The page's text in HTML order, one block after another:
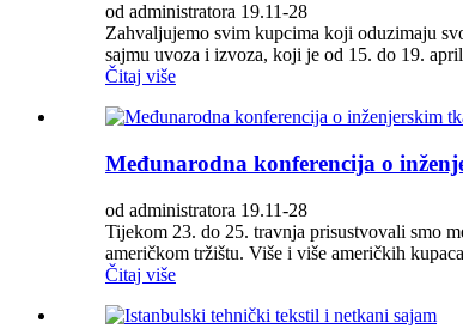
od administratora 19.11-28
Zahvaljujemo svim kupcima koji oduzimaju
sajmu uvoza i izvoza, koji je od 15. do 19.
Čitaj više
Međunarodna konferencija o
od administratora 19.11-28
Tijekom 23. do 25. travnja prisustvovali smo
američkom tržištu. Više i više američkih
Čitaj više